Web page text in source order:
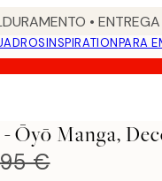
•
INSPIRATIONPARA
Ōyō Manga,
€